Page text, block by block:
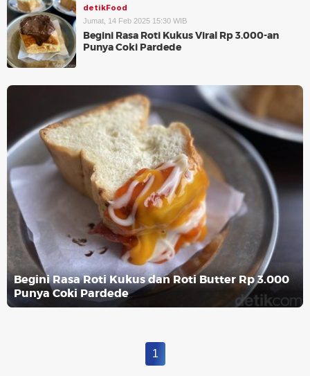
detikFood
Jumat, 14 Feb 2025 15:30 WIB
Begini Rasa Roti Kukus Viral Rp 3.000-an
Punya Coki Pardede
Begini Rasa Roti Kukus dan Roti Butter Rp 3.000
Punya Coki Pardede
1